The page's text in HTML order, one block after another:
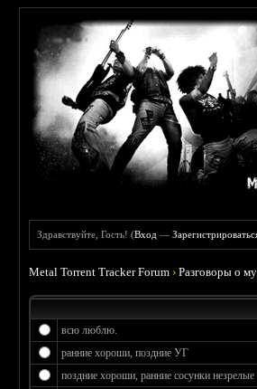
Здравствуйте, Гость! (Вход —
Metal Torrent Tracker Forum ›Разговоры о
всю люблю.
ранние хороши, поздние УГ
поздние хороши, ранние сосунки незрелые